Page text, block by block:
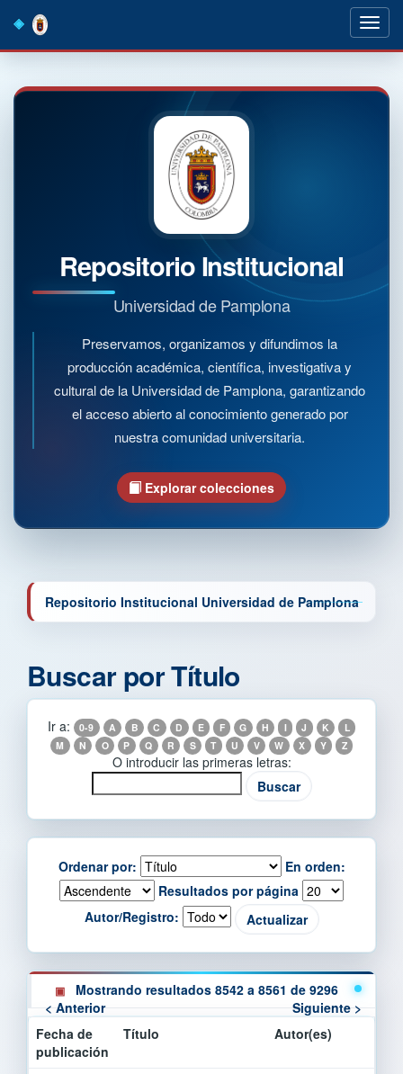
navigation
Repositorio Institucional
Universidad de Pamplona
Preservamos, organizamos y difundimos la
producción académica, científica, investigativa y
cultural de la Universidad de Pamplona, garantizando
el acceso abierto al conocimiento generado por
nuestra comunidad universitaria.
Explorar colecciones
Repositorio Institucional Universidad de Pamplona
Buscar por Título
Ir a: 0-9 A B C D E F G H I J K
L
M
N O P Q R S T U V W X Y Z
O introducir las primeras letras:
Ordenar por:
En orden:
Resultados por página
Autor/Registro:
Mostrando resultados 8542 a 8561 de 9296
< Anterior
Siguiente >
Fecha de
publicación
Título Autor(es)